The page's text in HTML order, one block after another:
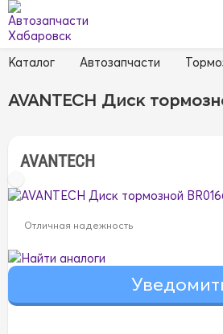
Каталог Автозапчасти
AVANTECH Диск
AVANTECH
Отличная надежность
Найти аналоги